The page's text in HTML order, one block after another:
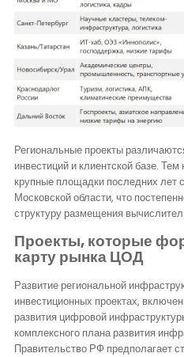
Региональные проекты
инвестиций и клиентской базе.
крупные площадки последних лет
Московской области, что
структуру размещения
Проекты, которые
карту рынка ЦОД
Развитие региональной
инвестиционных проектах,
развития цифровой
комплексного плана развития
Правительство РФ предполагает